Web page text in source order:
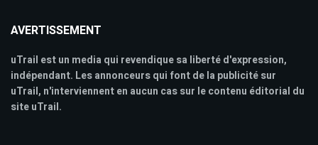
AVERTISSEMENT
uTrail est un media qui revendique sa liberté d'expression,
indépendant. Les annonceurs qui font de la publicité sur
uTrail, n'interviennent en aucun cas sur le contenu éditorial du
site uTrail.